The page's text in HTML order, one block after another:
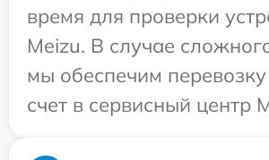
время для проверки
Meizu. В случае
мы обеспечим
счет в сервисный центр